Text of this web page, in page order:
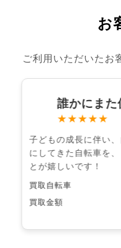
お
ご利用いただいたお
誰かにまた
★★★★★
子どもの成長に伴い
にしてきた自転車を
とが嬉しいです！
買取自転車
買取金額